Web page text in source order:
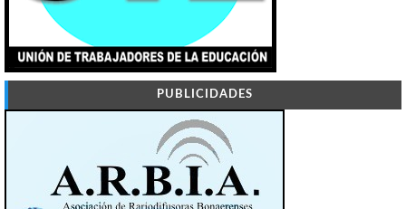
PUBLICIDADES